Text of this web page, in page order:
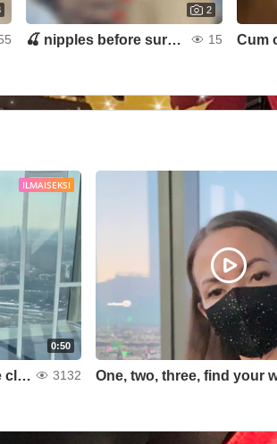
2
🍒 nipples before surgery 15 Cum
ILMAISEKSI
0:50
Dancing at the height of the clouds 3132 One, two, three, find your